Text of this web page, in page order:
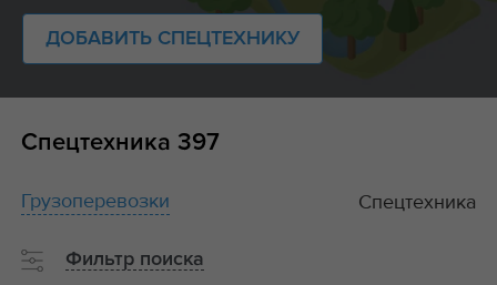
ДОБАВИТЬ СПЕЦТЕХНИКУ
Спецтехника 397
Грузоперевозки Спецтехника
Фильтр поиска